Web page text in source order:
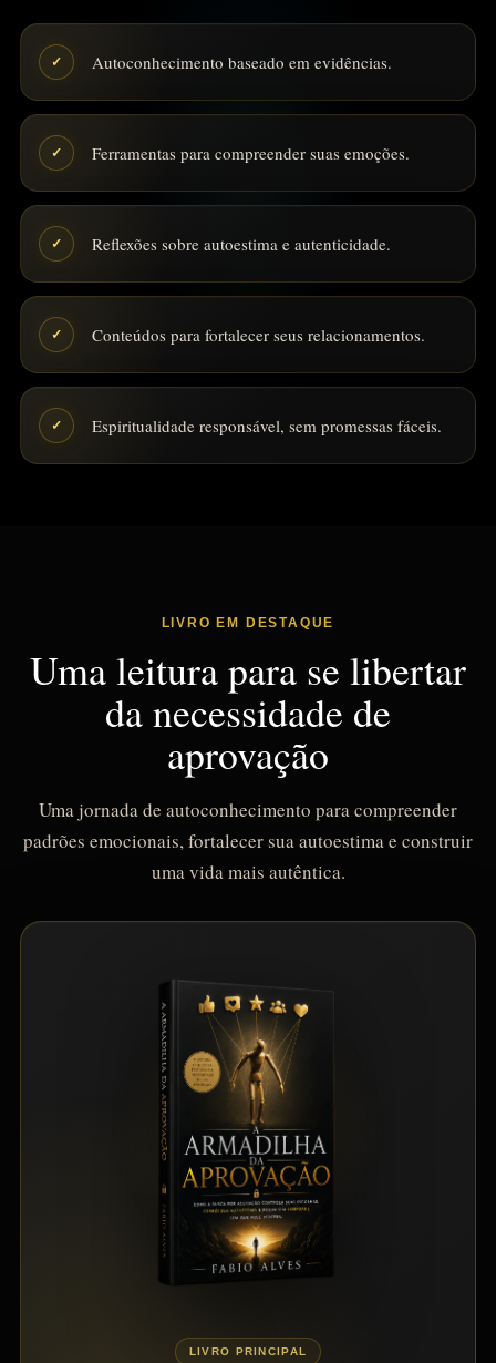
✓ Autoconhecimento baseado em evidências.
✓ Ferramentas para compreender suas emoções.
✓ Reflexões sobre autoestima e autenticidade.
✓ Conteúdos para fortalecer seus relacionamentos.
✓ Espiritualidade responsável, sem promessas fáceis.
LIVRO EM DESTAQUE
Uma leitura para se libertar
da necessidade de
aprovação
Uma jornada de autoconhecimento para compreender
padrões emocionais, fortalecer sua autoestima e construir
uma vida mais autêntica.
LIVRO PRINCIPAL